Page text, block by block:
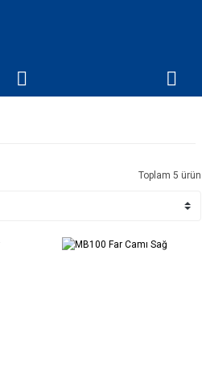
Toplam 5 ürün